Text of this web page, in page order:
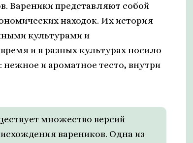
Вареники представляют собой
находок. Их история
культурами и
и в разных культурах носило
нежное и ароматное тесто, внутри
множество версий
вареников. Одна из